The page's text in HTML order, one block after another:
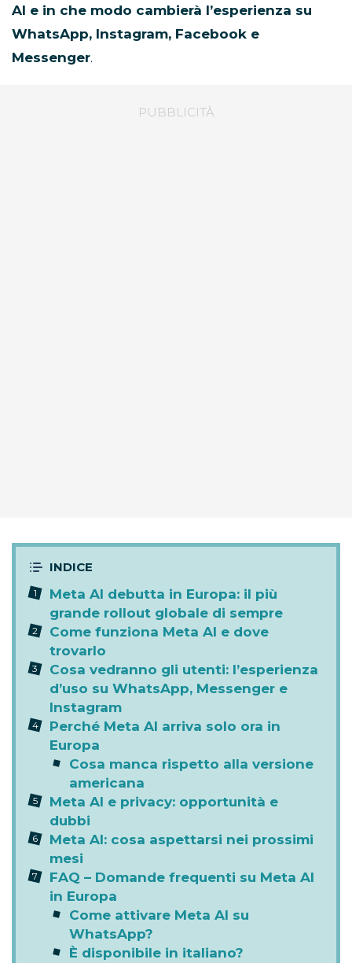
AI e in che modo cambierà l’esperienza su
WhatsApp, Instagram, Facebook e
Messenger.
Meta AI debutta in Europa: il più
grande rollout globale di sempre
Come funziona Meta AI e dove
trovarlo
Cosa vedranno gli utenti: l’esperienza
d’uso su WhatsApp, Messenger e
Instagram
Perché Meta AI arriva solo ora in
Europa
Cosa manca rispetto alla versione
americana
Meta AI e privacy: opportunità e
dubbi
Meta AI: cosa aspettarsi nei prossimi
mesi
FAQ – Domande frequenti su Meta AI
in Europa
Come attivare Meta AI su
WhatsApp?
È disponibile in italiano?